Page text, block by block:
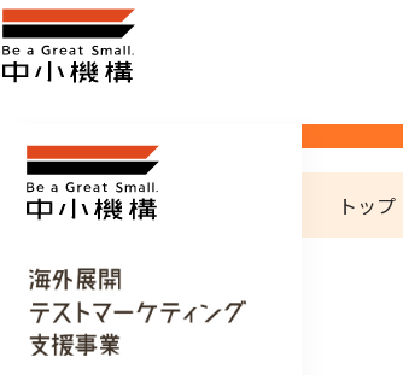
トップ